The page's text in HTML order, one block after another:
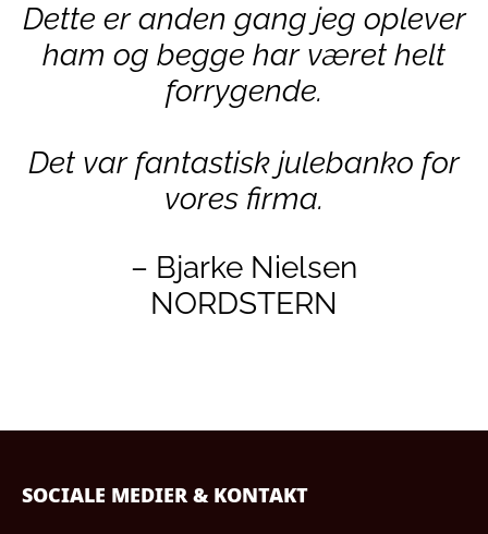
Dette er anden gang jeg oplever
ham og begge har været helt
forrygende.
Det var fantastisk julebanko for
vores firma.
– Bjarke Nielsen
NORDSTERN
SOCIALE MEDIER & KONTAKT